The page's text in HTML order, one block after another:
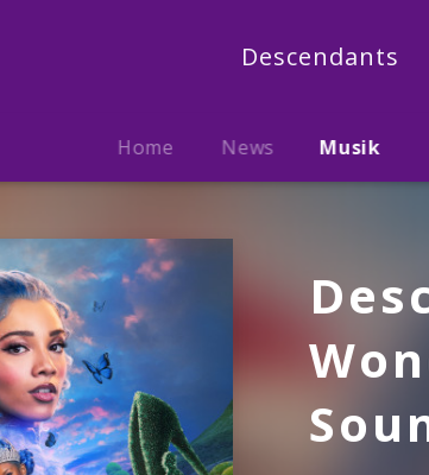
Descendants
Home News Musik